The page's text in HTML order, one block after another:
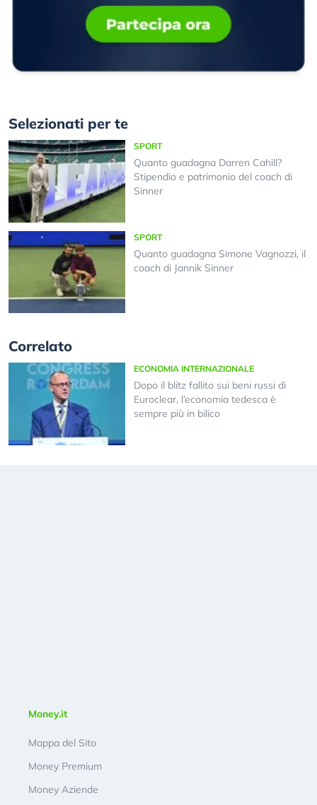
Selezionati per te
SPORT
Quanto guadagna Darren Cahill?
Stipendio e patrimonio del coach di
Sinner
SPORT
Quanto guadagna Simone Vagnozzi, il
coach di Jannik Sinner
Correlato
ECONOMIA INTERNAZIONALE
Dopo il blitz fallito sui beni russi di
Euroclear, l’economia tedesca è
sempre più in bilico
Money.it
Mappa del Sito
Money Premium
Money Aziende